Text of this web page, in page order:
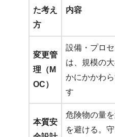
た考え
方
内容
変更管
理（M
OC）
設備・プロ
は、規模の
かにかかわ
す
本質安
危険物の量
を避ける。